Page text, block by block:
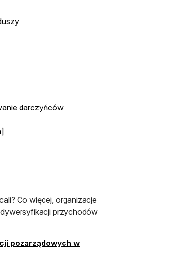
darczyńców
Co więcej, organizacje
przychodów
pozarządowych w